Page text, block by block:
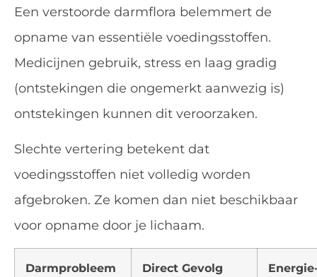
Een verstoorde darmflora belemmert de
opname van essentiële voedingsstoffen.
Medicijnen gebruik, stress en laag gradig
(ontstekingen die ongemerkt aanwezig is)
ontstekingen kunnen dit veroorzaken.
Slechte vertering betekent dat
voedingsstoffen niet volledig worden
afgebroken. Ze komen dan niet beschikbaar
voor opname door je lichaam.
Darmprobleem Direct Gevolg